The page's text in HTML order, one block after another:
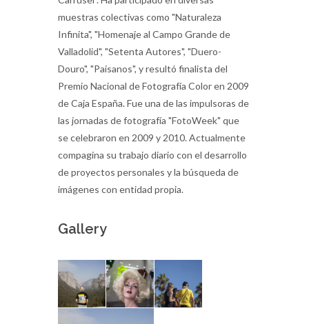
muestras colectivas como "Naturaleza
Infinita", "Homenaje al Campo Grande de
Valladolid", "Setenta Autores", "Duero-
Douro", "Paisanos", y resultó finalista del
Premio Nacional de Fotografía Color en 2009
de Caja España. Fue una de las impulsoras de
las jornadas de fotografía "FotoWeek" que
se celebraron en 2009 y 2010. Actualmente
compagina su trabajo diario con el desarrollo
de proyectos personales y la búsqueda de
imágenes con entidad propia.
Gallery